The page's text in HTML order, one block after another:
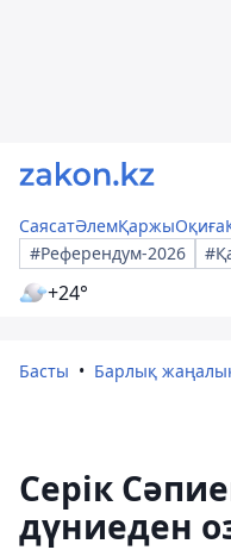
СаясатӘлемҚаржыОқиға
#Референдум-2026
+24°
Басты Барлық
Серік
дүниеден